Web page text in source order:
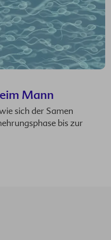
Mann
sich der Samen
bis zur